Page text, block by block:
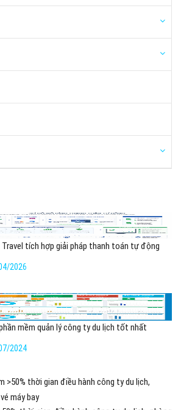
tích hợp giải pháp thanh toán tự động
2026
mềm quản lý công ty du lịch tốt nhất
2024